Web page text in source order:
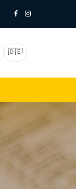
🇩🇪